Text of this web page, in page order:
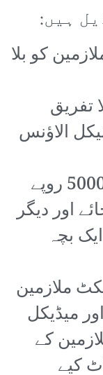
ہیں:
ملازمین کو بلا
تفریق
ٹیکنیکل الاؤنس
3۔ تمام گینگ مینوں کو مبلغ 5000 روپے
اور دیگر
بچہ
ملازمین
میڈیکل
کے
کیے